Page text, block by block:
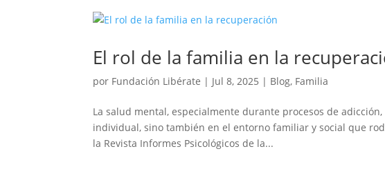
El rol de la familia en la
por Fundación Libérate | Jul 8, 2025 | Blog, Familia
La salud mental, especialmente durante procesos de
individual, sino también en el entorno familiar y social que
la Revista Informes Psicológicos de la...